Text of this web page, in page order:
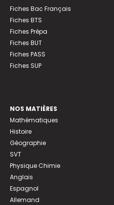
Fiches Bac Français
Fiches BTS
Fiches Prépa
Fiches BUT
Fiches PASS
Fiches SUP
NOS MATIÈRES
Mathématiques
Histoire
Géographie
SVT
Physique Chimie
Anglais
Espagnol
Allemand